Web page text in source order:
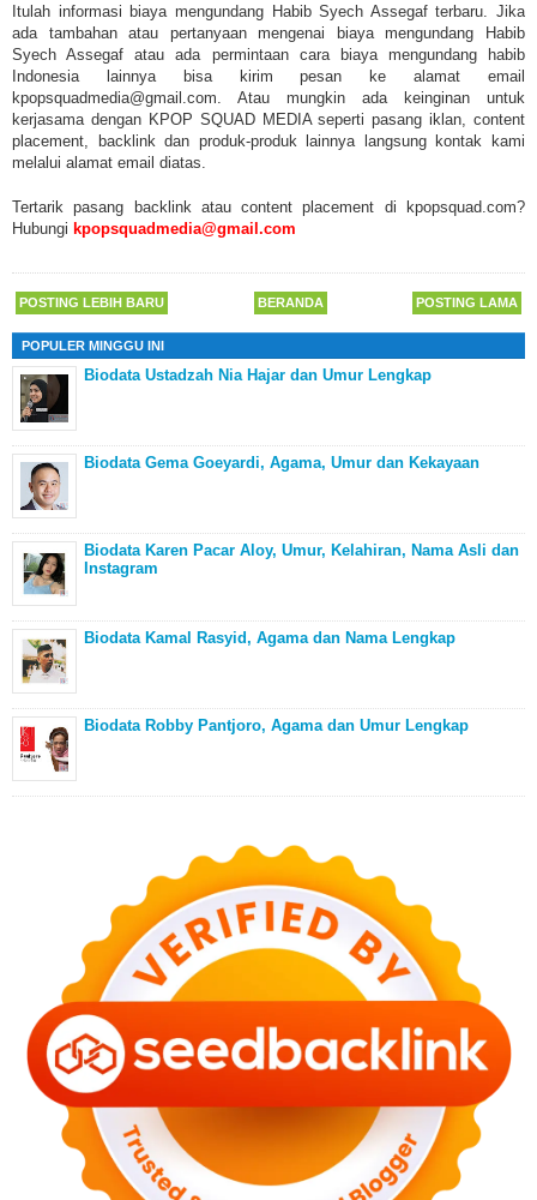
Itulah informasi biaya mengundang Habib Syech Assegaf terbaru. Jika
ada tambahan atau pertanyaan mengenai biaya mengundang Habib
Syech Assegaf atau ada permintaan cara biaya mengundang habib
Indonesia lainnya bisa kirim pesan ke alamat email
kpopsquadmedia@gmail.com. Atau mungkin ada keinginan untuk
kerjasama dengan KPOP SQUAD MEDIA seperti pasang iklan, content
placement, backlink dan produk-produk lainnya langsung kontak kami
melalui alamat email diatas.
Tertarik pasang backlink atau content placement di kpopsquad.com?
Hubungi kpopsquadmedia@gmail.com
POSTING LEBIH BARU POSTING LAMA
BERANDA
POPULER MINGGU INI
Biodata Ustadzah Nia Hajar dan Umur Lengkap
Biodata Gema Goeyardi, Agama, Umur dan Kekayaan
Biodata Karen Pacar Aloy, Umur, Kelahiran, Nama Asli dan
Instagram
Biodata Kamal Rasyid, Agama dan Nama Lengkap
Biodata Robby Pantjoro, Agama dan Umur Lengkap